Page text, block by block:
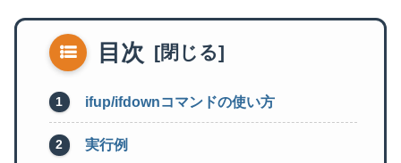
目次
ifup/ifdownコマンドの使い方
実行例